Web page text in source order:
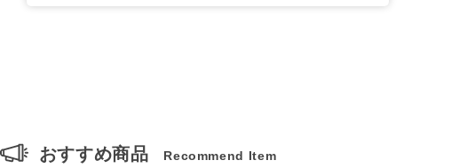
おすすめ商品 Recommend Item